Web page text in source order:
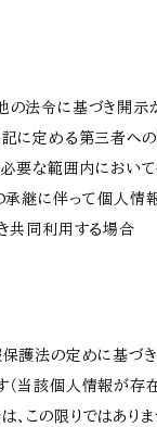
の法令に基づき開
に定める第三者へ
必要な範囲内にお
承継に伴って個人情
共同利用する場合
保護法の定めに基づ
当該個人情報が存
この限りではありま